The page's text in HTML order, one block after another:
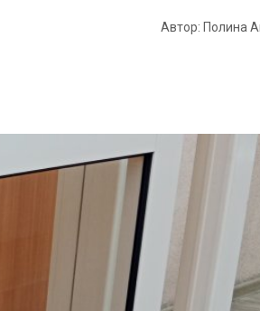
Автор: Полина